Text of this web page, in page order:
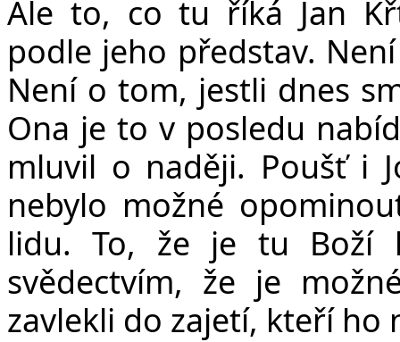
Ale to, co tu říká Jan
podle jeho představ.
Není o tom, jestli dnes
Ona je to v posledu
mluvil o naději. Poušť i
nebylo možné
lidu. To, že je tu Boží
svědectvím, že je
zavlekli do zajetí, kteří ho